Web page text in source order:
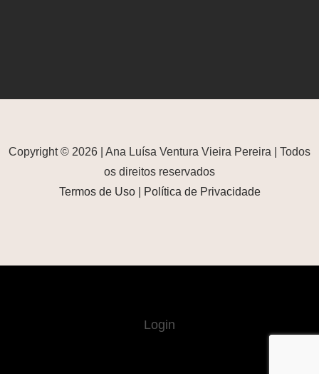
Copyright © 2026 | Ana Luísa Ventura Vieira Pereira | Todos
os direitos reservados
Termos de Uso| Política de Privacidade
Login